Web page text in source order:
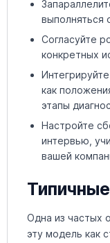
выполняться
Согласуйте
конкретных
как
этапы
Настройте
интервью,
вашей
Одна из частых
эту модель как